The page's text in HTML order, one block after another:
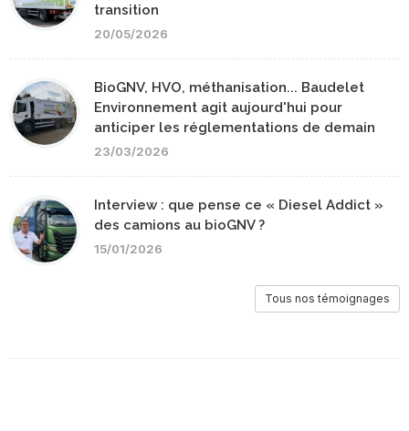
transition
20/05/2026
BioGNV, HVO, méthanisation... Baudelet
Environnement agit aujourd'hui pour
anticiper les réglementations de demain
23/03/2026
Interview : que pense ce « Diesel Addict »
des camions au bioGNV ?
15/01/2026
Tous nos témoignages